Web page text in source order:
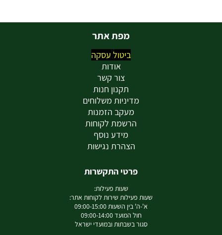
מפת אתר
ביטול עסקה
אודות
צור קשר
תקנון חנות
מדיניות משלוחים
מעקב הזמנות
הרשמת לקוחות
מידע נוסף
הצהרת נגישות
פרטי התקשרות
שעות פעילות:
שעות פעילות שירות לקוחות אתר:
א'-ה' בין השעות 09:00-15:00
חול המועד 09:00-14:00
סגור בשבתות ובמועדי ישראל